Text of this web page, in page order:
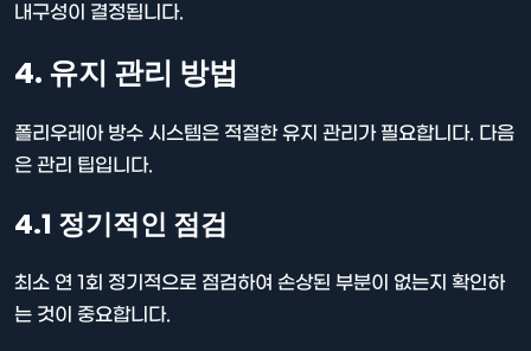
내구성이 결정됩니다.
4. 유지 관리 방법
폴리우레아 방수 시스템은 적절한 유지 관리가 필요합니다. 다음
은 관리 팁입니다.
4.1 정기적인 점검
최소 연 1회 정기적으로 점검하여 손상된 부분이 없는지 확인하
는 것이 중요합니다.